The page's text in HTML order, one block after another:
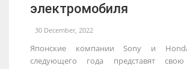
электромобиля
30 December, 2022
Японские компании Sony и
следующего года представят свою